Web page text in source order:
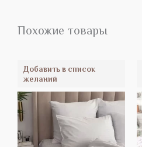
Похожие товары
Добавить в список
желаний